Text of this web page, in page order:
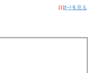
[1]ｶｰﾄを見る